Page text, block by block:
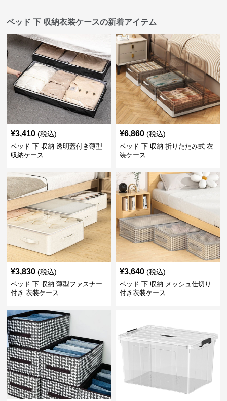
ベッド 下 収納衣装ケースの新着アイテム
¥3,410 (税込)
ベッド 下 収納 透明蓋付き薄型
収納ケース
¥6,860 (税込)
ベッド 下 収納 折りたたみ式 衣
装ケース
¥3,830 (税込)
ベッド 下 収納 薄型ファスナー
付き 衣装ケース
¥3,640 (税込)
ベッド 下 収納 メッシュ仕切り
付き衣装ケース